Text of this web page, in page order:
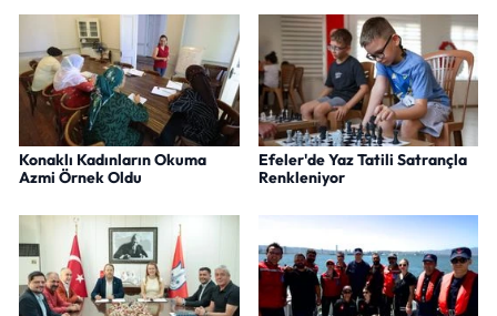
Konaklı Kadınların Okuma
Azmi Örnek Oldu
Efeler'de Yaz Tatili Satrançla
Renkleniyor